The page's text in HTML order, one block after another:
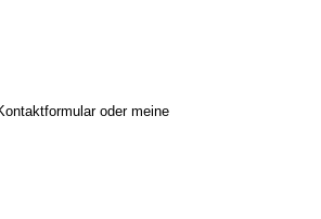
oder meine